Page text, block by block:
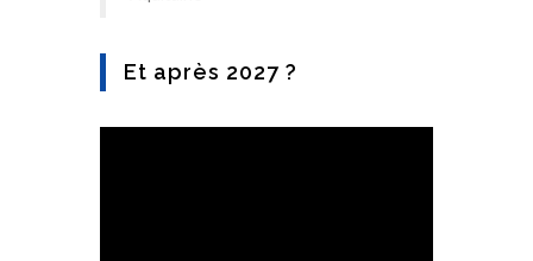
Et après 2027 ?